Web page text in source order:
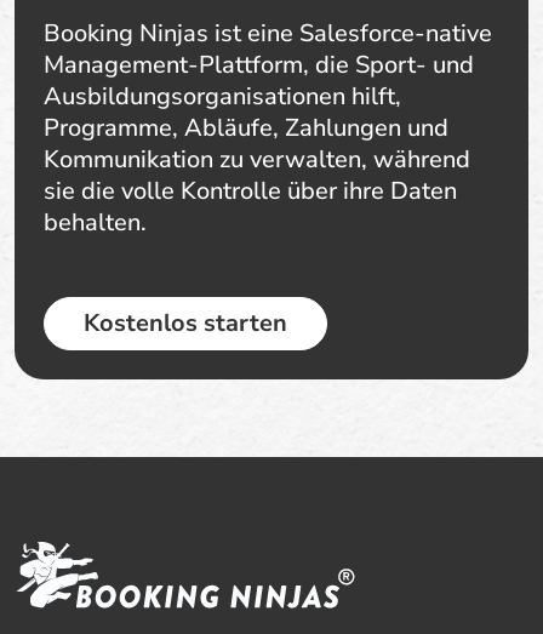
Booking Ninjas ist eine Salesforce-native
Management-Plattform, die Sport- und
Ausbildungsorganisationen hilft,
Programme, Abläufe, Zahlungen und
Kommunikation zu verwalten, während
sie die volle Kontrolle über ihre Daten
behalten.
Kostenlos starten